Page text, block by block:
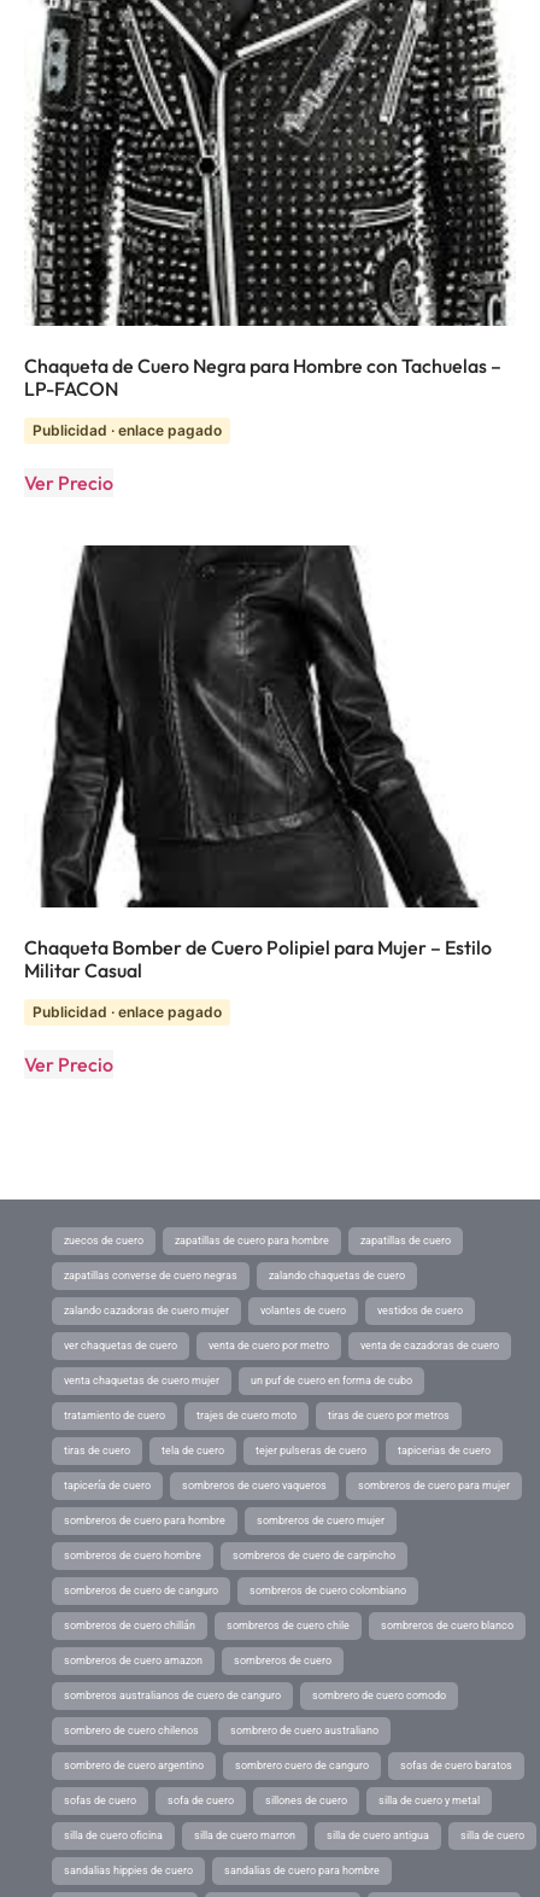
Chaqueta de Cuero Negra para Hombre con Tachuelas –
LP-FACON
Publicidad · enlace pagado
Ver Precio
Chaqueta Bomber de Cuero Polipiel para Mujer – Estilo
Militar Casual
Publicidad · enlace pagado
Ver Precio
zuecos de cuero zapatillas de cuero para hombre zapatillas de cuero
zapatillas converse de cuero negras zalando chaquetas de cuero
zalando cazadoras de cuero mujer volantes de cuero vestidos de cuero
ver chaquetas de cuero venta de cuero por metro venta de cazadoras de cuero
venta chaquetas de cuero mujer un puf de cuero en forma de cubo
tratamiento de cuero trajes de cuero moto tiras de cuero por metros
tiras de cuero tela de cuero tejer pulseras de cuero tapicerias de cuero
tapicería de cuero sombreros de cuero vaqueros sombreros de cuero para mujer
sombreros de cuero para hombre sombreros de cuero mujer
sombreros de cuero hombre sombreros de cuero de carpincho
sombreros de cuero de canguro sombreros de cuero colombiano
sombreros de cuero chillán sombreros de cuero chile sombreros de cuero blanco
sombreros de cuero amazon sombreros de cuero
sombreros australianos de cuero de canguro sombrero de cuero comodo
sombrero de cuero chilenos sombrero de cuero australiano
sombrero de cuero argentino sombrero cuero de canguro sofas de cuero baratos
sofas de cuero sofa de cuero sillones de cuero silla de cuero y metal
silla de cuero oficina silla de cuero marron silla de cuero antigua silla de cuero
sandalias hippies de cuero sandalias de cuero para hombre